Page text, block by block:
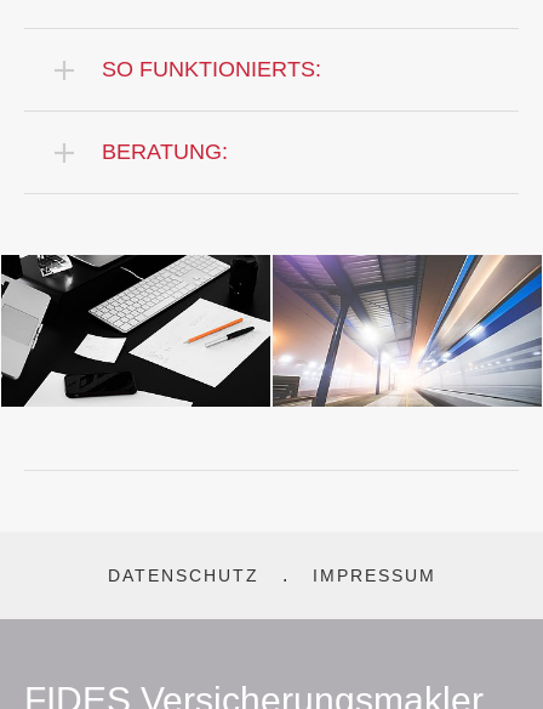
SO FUNKTIONIERTS:
BERATUNG:
DATENSCHUTZ IMPRESSUM
FIDES Versicherungsmakler